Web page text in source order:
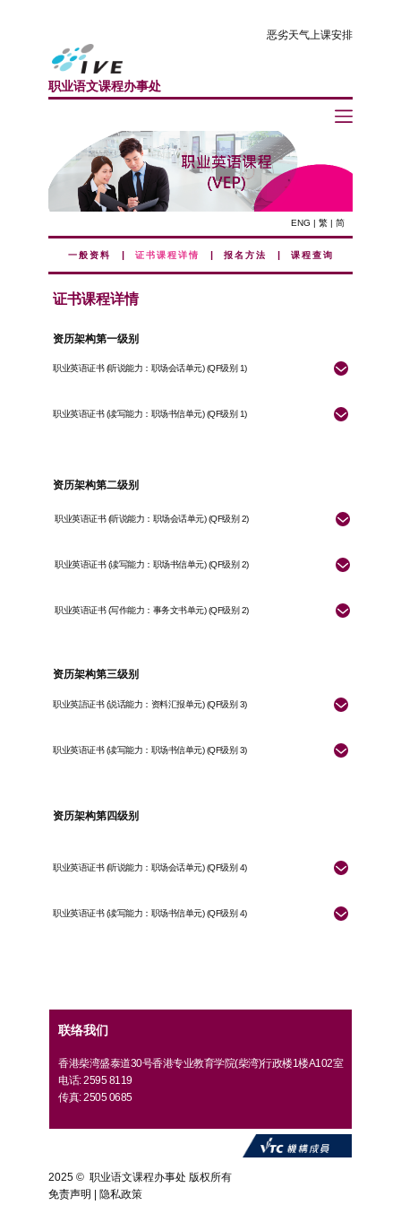
恶劣天气上课安排
职业语文课程办事处
ENG | 繁 | 简
一般资料 | 证书课程详情 | 报名方法 | 课程查询
证书课程详情
资历架构第一级​别
职业英语证书 (听说能力：职场会话单元) (QF级别 1)
职业英语证书 (读写能力：职场书信单元) (QF级别 1)
资历架构第二级别
职业英语证书 (听说能力：职场会话单元) (QF级别 2)
职业英语证书 (读写能力：职场书信单元) (QF级别 2)
职业英语证书 (写作能力：事务文书单元) (QF级别 2)
资历架构第三级别
职业英語证书 (说话能力：资料汇报单元) (QF级别 3)
职业英语证书 (读写能力：职场书信单元) (QF级别 3)
资历架构第四级别
职业英语证书 (听说能力：职场会话单元) (QF级别 4)
职业英语证书 (读写能力：职场书信单元) (QF级别 4)
联络我们
香港柴湾盛泰道30号香港专业教育学院(柴湾)行政楼1楼A102室
电话: 2595 8119
传真: 2505 0685
2025 © 职业语文课程办事处 版权所有
免责声明
隐私政策